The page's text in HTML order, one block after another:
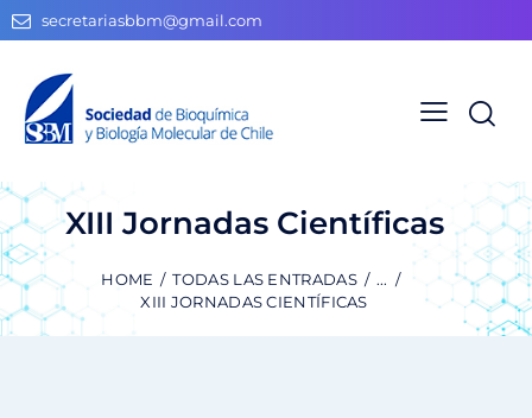
secretariasbbm@gmail.com
XIII Jornadas Científicas
HOME TODAS LAS ENTRADAS
...
XIII JORNADAS CIENTÍFICAS